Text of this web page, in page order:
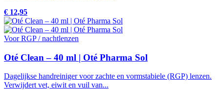
€ 12,95
Voor RGP / nachtlenzen
Oté Clean – 40 ml | Oté Pharma Sol
Dagelijkse handreiniger voor zachte en vormstabiele (RGP) lenzen.
Verwijdert vet, eiwit en vuil van...